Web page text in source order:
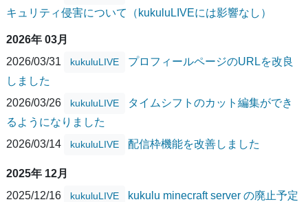
キュリティ侵害について（kukuluLIVEには影響なし）
2026年 03月
2026/03/31
kukuluLIVE
プロフィールページのURLを改良
しました
2026/03/26
kukuluLIVE
タイムシフトのカット編集ができ
るようになりました
2026/03/14
kukuluLIVE 配信枠機能を改善しました
2025年 12月
2025/12/16
kukuluLIVE
kukulu minecraft server の廃止予定